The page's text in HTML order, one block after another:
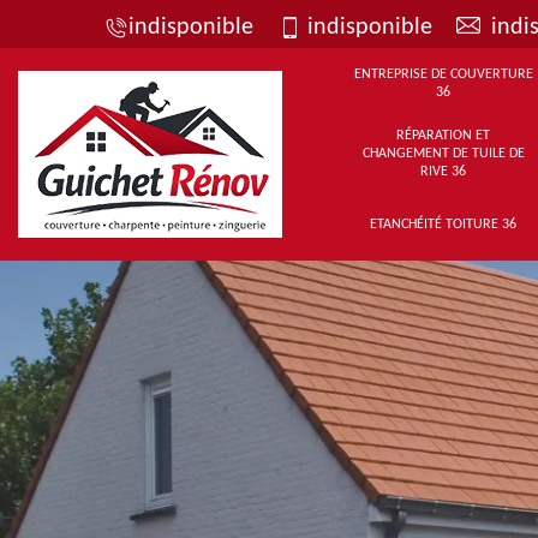
indisponible indisponible
ENTREPRISE DE COUVERTURE
36
RÉPARATION ET
CHANGEMENT DE TUILE DE
RIVE 36
ETANCHÉITÉ TOITURE 36